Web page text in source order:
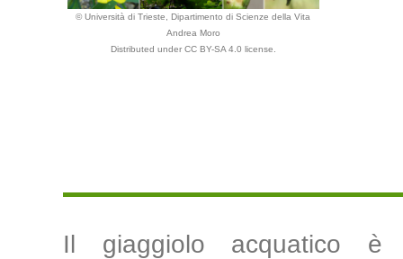
© Università di Trieste, Dipartimento di Scienze della Vita
Andrea Moro
Distributed under CC BY-SA 4.0 license.
Il giaggiolo acquatico è